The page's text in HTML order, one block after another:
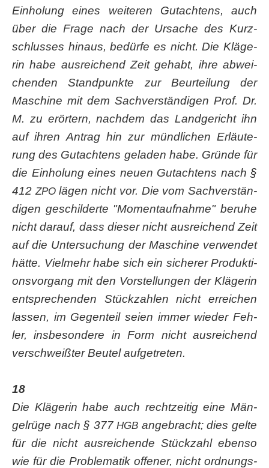
Ein­ho­lung eines wei­te­ren Gut­ach­tens, auch
über die Fra­ge nach der Ursa­che des Kurz­
schlus­ses hin­aus, bedür­fe es nicht. Die Klä­ge­
rin habe aus­rei­chend Zeit gehabt, ihre abwei­
chen­den Stand­punk­te zur Beur­tei­lung der
Maschi­ne mit dem Sach­ver­stän­di­gen Prof. Dr.
M. zu erör­tern, nach­dem das Land­ge­richt ihn
auf ihren Antrag hin zur münd­li­chen Erläu­te­
rung des Gut­ach­tens gela­den habe. Grün­de für
die Ein­ho­lung eines neu­en Gut­ach­tens nach §
412 ZPOlägen nicht vor. Die vom Sach­ver­stän­
di­gen geschil­der­te "Moment­auf­nah­me" beru­he
nicht dar­auf, dass die­ser nicht aus­rei­chend Zeit
auf die Unter­su­chung der Maschi­ne ver­wen­det
hät­te. Viel­mehr habe sich ein siche­rer Pro­duk­ti­
ons­vor­gang mit den Vor­stel­lun­gen der Klä­ge­rin
ent­spre­chen­den Stück­zah­len nicht errei­chen
las­sen, im Gegen­teil sei­en immer wie­der Feh­
ler, ins­be­son­de­re in Form nicht aus­rei­chend
ver­schweiß­ter Beu­tel aufgetreten.
18
Die Klä­ge­rin habe auch recht­zei­tig eine Män­
gel­rü­ge nach § 377HGB ange­bracht; dies gel­te
für die nicht aus­rei­chen­de Stück­zahl eben­so
wie für die Pro­ble­ma­tik offe­ner, nicht ord­nungs­